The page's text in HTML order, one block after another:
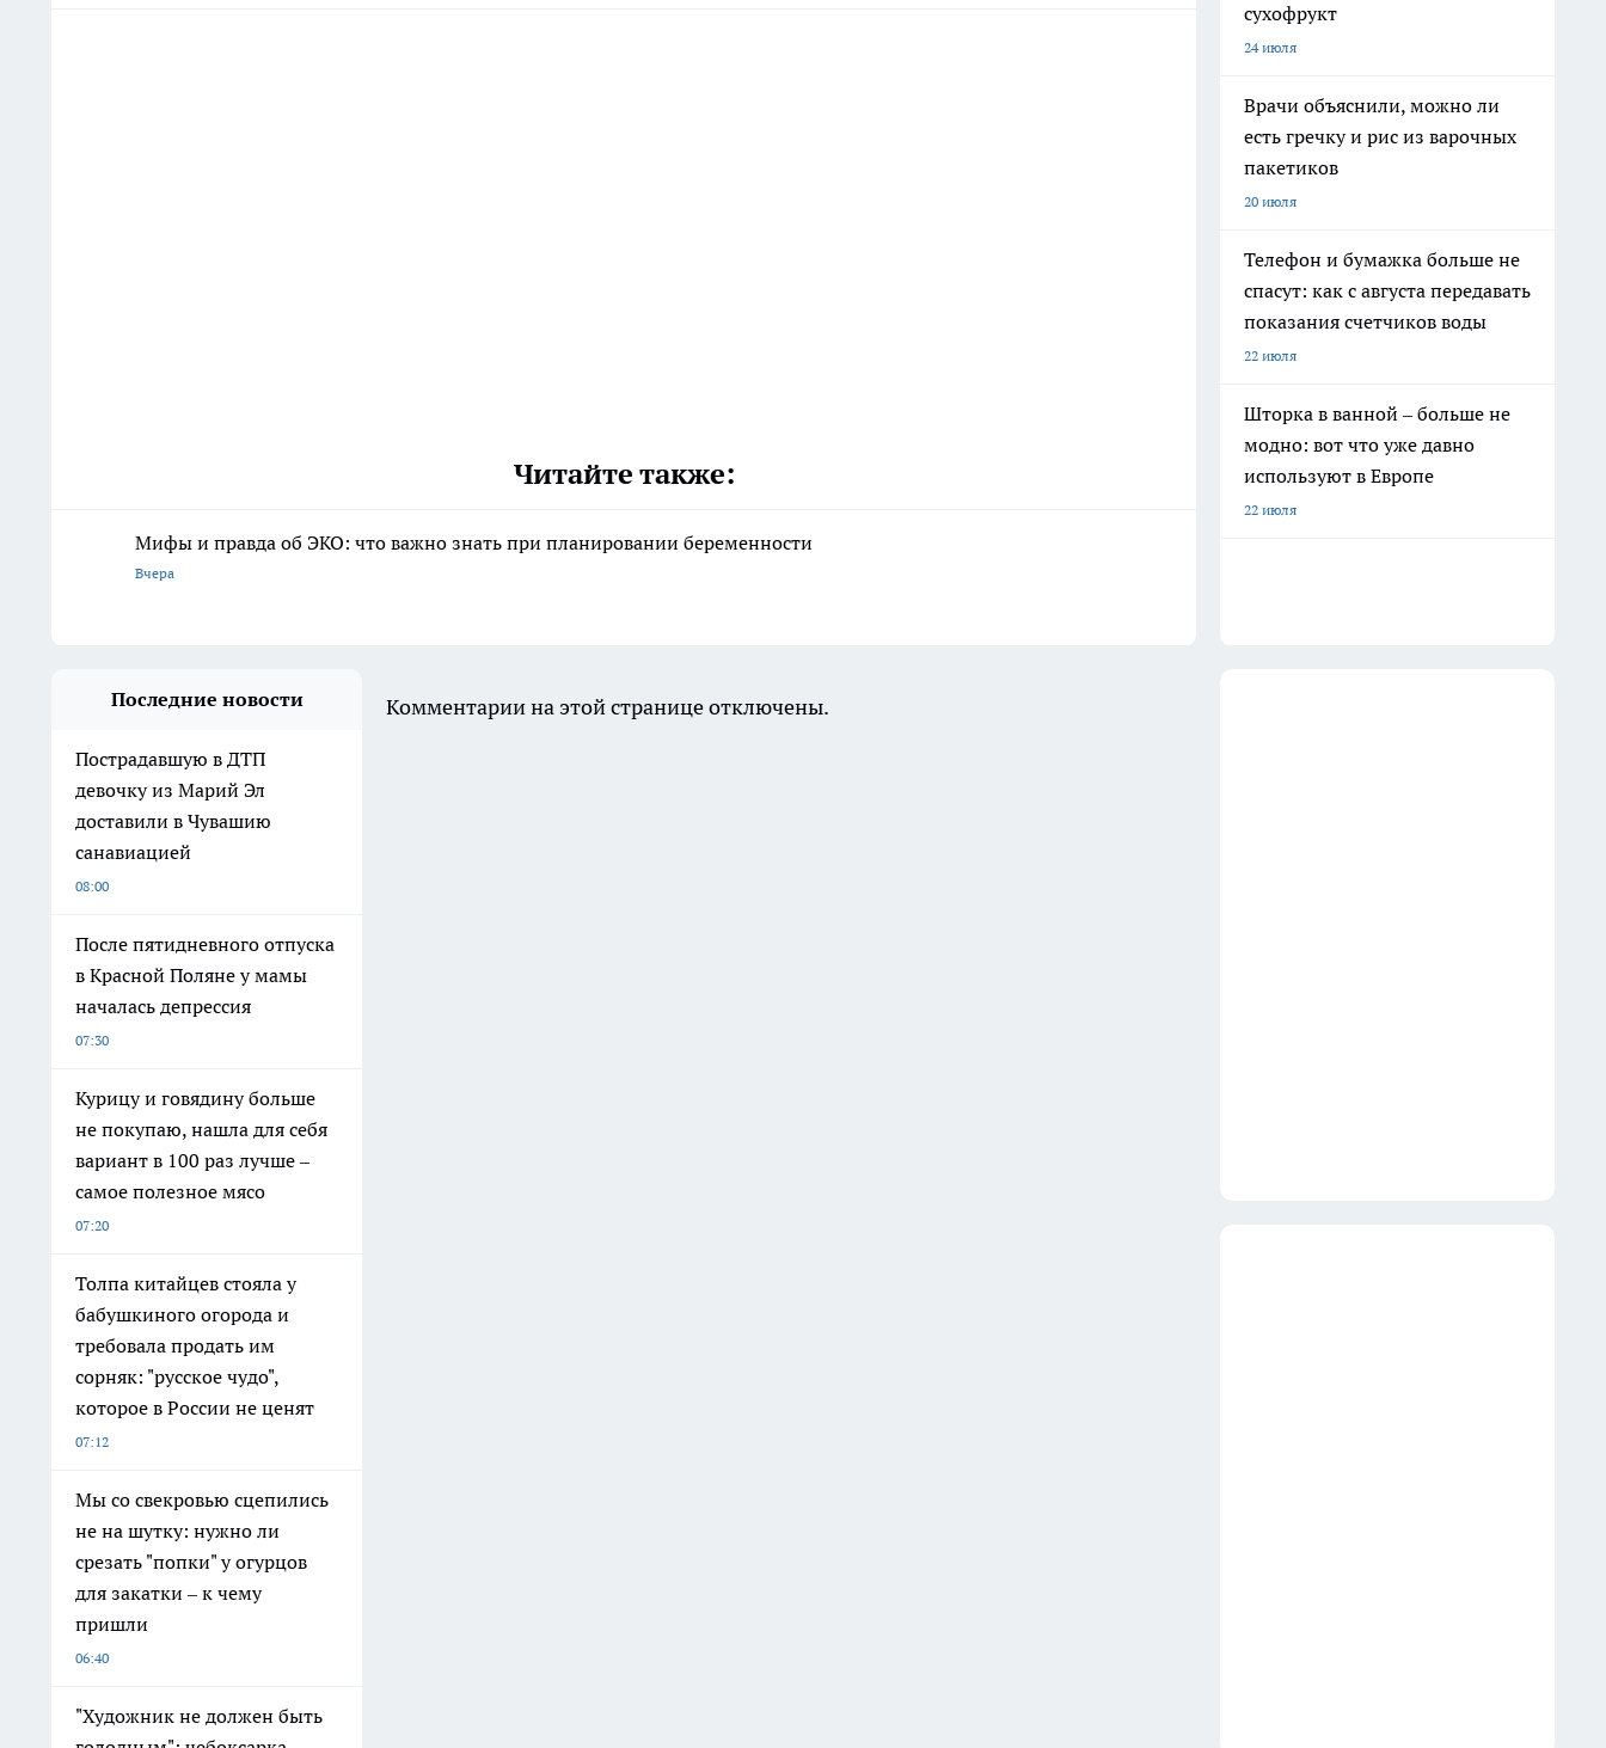
Читайте также:
Мифы и правда об ЭКО: что важно знать при планировании беременности
Вчера
сухофрукт
24 июля
Врачи объяснили, можно ли
есть гречку и рис из варочных
пакетиков
20 июля
Телефон и бумажка больше не
спасут: как с августа передавать
показания счетчиков воды
22 июля
Шторка в ванной – больше не
модно: вот что уже давно
используют в Европе
22 июля
Последние новости
Пострадавшую в ДТП
девочку из Марий Эл
доставили в Чувашию
санавиацией
08:00
После пятидневного отпуска
в Красной Поляне у мамы
началась депрессия
07:30
Курицу и говядину больше
не покупаю, нашла для себя
вариант в 100 раз лучше –
самое полезное мясо
07:20
Толпа китайцев стояла у
бабушкиного огорода и
требовала продать им
сорняк: "русское чудо",
которое в России не ценят
07:12
Мы со свекровью сцепились
не на шутку: нужно ли
срезать "попки" у огурцов
для закатки – к чему
пришли
06:40
"Художник не должен быть
Комментарии на этой странице отключены.